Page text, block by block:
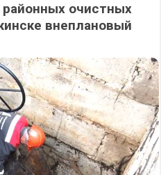
районных очистных
внеплановый